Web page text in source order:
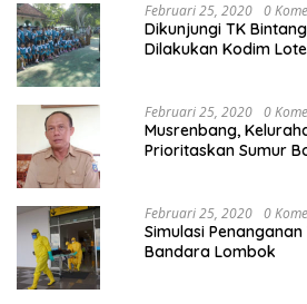
Februari 25, 2020 0
Dikunjungi TK
Dilakukan Kodim
Februari 25, 2020 0
Musrenbang,
Prioritaskan Sumur
Februari 25, 2020 0
Simulasi
Bandara Lombok